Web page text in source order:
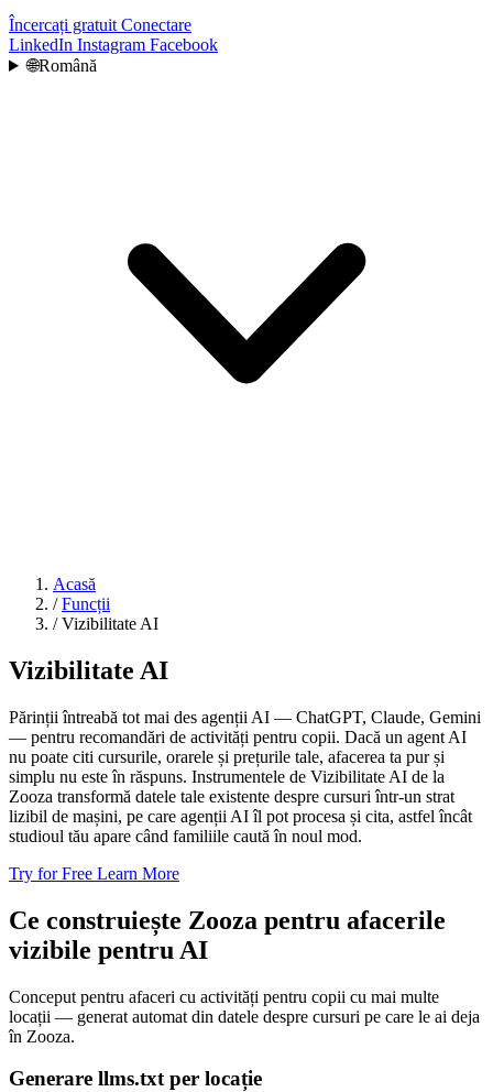
Încercați gratuit Conectare
LinkedIn Instagram Facebook
🌐Română
Acasă
/ Funcții
/ Vizibilitate AI
Vizibilitate AI
Părinții întreabă tot mai des agenții AI — ChatGPT, Claude, Gemini
— pentru recomandări de activități pentru copii. Dacă un agent AI
nu poate citi cursurile, orarele și prețurile tale, afacerea ta pur și
simplu nu este în răspuns. Instrumentele de Vizibilitate AI de la
Zooza transformă datele tale existente despre cursuri într-un strat
lizibil de mașini, pe care agenții AI îl pot procesa și cita, astfel încât
studioul tău apare când familiile caută în noul mod.
Try for Free Learn More
Ce construiește Zooza pentru afacerile
vizibile pentru AI
Conceput pentru afaceri cu activități pentru copii cu mai multe
locații — generat automat din datele despre cursuri pe care le ai deja
în Zooza.
Generare llms.txt per locație